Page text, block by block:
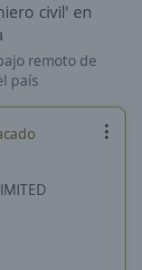
civil' en
remoto de
país